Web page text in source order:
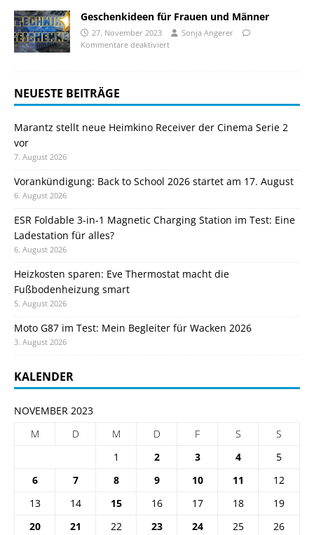
Geschenkideen für Frauen und Männer
27. November 2023
Sonja Angerer
Kommentare deaktiviert
NEUESTE BEITRÄGE
Marantz stellt neue Heimkino Receiver der Cinema Serie 2
vor
7. August 2026
Vorankündigung: Back to School 2026 startet am 17. August
6. August 2026
ESR Foldable 3-in-1 Magnetic Charging Station im Test: Eine
Ladestation für alles?
6. August 2026
Heizkosten sparen: Eve Thermostat macht die
Fußbodenheizung smart
5. August 2026
Moto G87 im Test: Mein Begleiter für Wacken 2026
3. August 2026
KALENDER
NOVEMBER 2023
M
D M D F S
S
1
2 3 4
5
6
7 8 9 10 11
12
13
14 15 16 17 18
19
20
21 22 23 24 25 26